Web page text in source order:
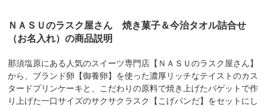
ＮＡＳＵのラスク屋さん 焼き菓子＆今治タオル詰合せ
（お名入れ）の商品説明
那須塩原にある人気のスイーツ専門店【ＮＡＳＵのラスク屋さん】
から、ブランド卵【御養卵】を使った濃厚リッチなテイストのカス
タードプリンケーキと、こだわりの原料で焼き上げたバゲットで作
り上げた一口サイズのサクサクラスク【こげパンだ】をセットにし